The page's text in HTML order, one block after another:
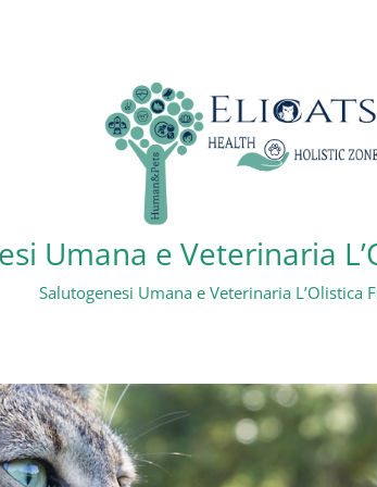
Umana e Veterinaria
Salutogenesi Umana e Veterinaria L’Olistica